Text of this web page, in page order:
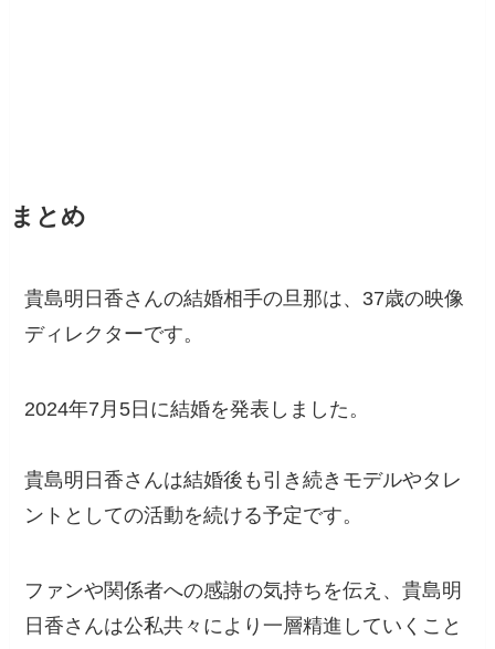
まとめ
貴島明日香さんの結婚相手の旦那は、37歳の映像
ディレクターです。
2024年7月5日に結婚を発表しました。
貴島明日香さんは結婚後も引き続きモデルやタレ
ントとしての活動を続ける予定です。
ファンや関係者への感謝の気持ちを伝え、貴島明
日香さんは公私共々により一層精進していくこと